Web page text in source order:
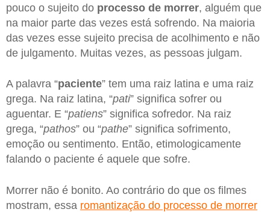
pouco o sujeito do processo de morrer, alguém que
na maior parte das vezes está sofrendo. Na maioria
das vezes esse sujeito precisa de acolhimento e não
de julgamento. Muitas vezes, as pessoas julgam.
A palavra “paciente” tem uma raiz latina e uma raiz
grega. Na raiz latina, “pati” significa sofrer ou
aguentar. E “patiens” significa sofredor. Na raiz
grega, “pathos” ou “pathe” significa sofrimento,
emoção ou sentimento. Então, etimologicamente
falando o paciente é aquele que sofre.
Morrer não é bonito. Ao contrário do que os filmes
mostram, essa romantização do processo de morrer